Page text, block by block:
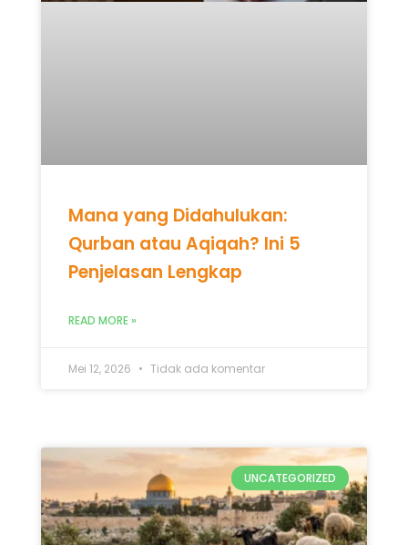
Mana yang Didahulukan:
Qurban atau Aqiqah? Ini 5
Penjelasan Lengkap
READ MORE »
Mei 12, 2026 Tidak ada komentar
UNCATEGORIZED